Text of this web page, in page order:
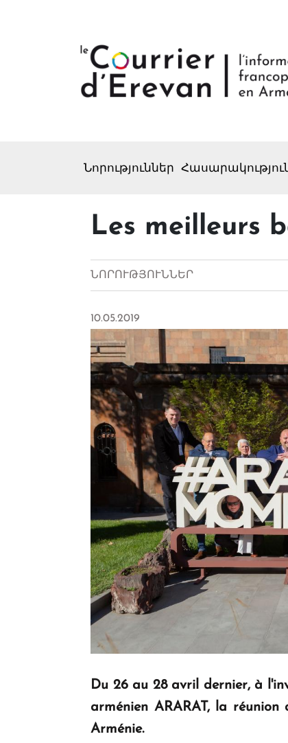
Նորություններ
Les meilleurs
ՆՈՐՈՒԹՅՈՒՆՆԵՐ
10.05.2019
Du 26 au 28 avril dernier, à
arménien ARARAT, la réunion
Arménie.